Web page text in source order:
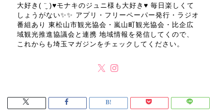
大好き( ¨̮ )♥モナキのジュニ様も大好き♥ 毎日楽しくて
しょうがない✨✨ アプリ・フリーペーパー発行・ラジオ
番組あり 東松山市観光協会・嵐山町観光協会・比企広
域観光推進協議会と連携 地域情報を発信してくので、
これからも埼玉マガジンをチェックしてください。